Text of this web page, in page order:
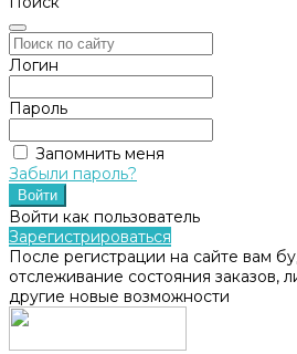
Логин
Пароль
Запомнить меня
Забыли пароль?
Войти как пользователь
Зарегистрироваться
После регистрации на сайте вам
отслеживание состояния заказов,
другие новые возможности